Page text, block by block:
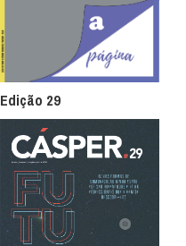
Edição 29